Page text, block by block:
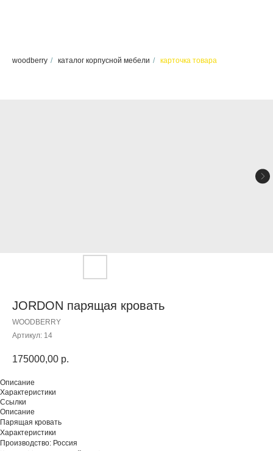
woodberry / каталог корпусной мебели / карточка товара
JORDON парящая кровать
WOODBERRY
Артикул: 14
175000,00 р.
Описание
Характеристики
Ссылки
Описание
Парящая кровать
Характеристики
Производство: Россия